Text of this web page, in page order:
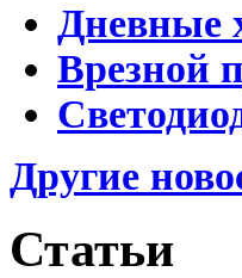
Дневные
Врезной
Другие
Статьи